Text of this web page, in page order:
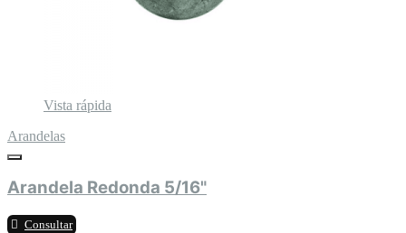
Vista rápida
Arandelas
Arandela Redonda 5/16"
Consultar